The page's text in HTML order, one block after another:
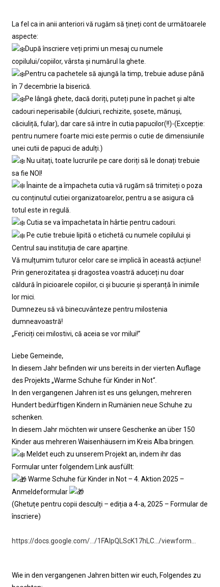
La fel ca in anii anteriori vă rugăm să țineți cont de următoarele
aspecte:
După înscriere veți primi un mesaj cu numele
copilului/copiilor, vârsta și numărul la ghete.
Pentru ca pachetele să ajungă la timp, trebuie aduse până
în 7 decembrie la biserică.
Pe lângă ghete, dacă doriți, puteți pune în pachet și alte
cadouri neperisabile (dulciuri, rechizite, șosete, mănuși,
căciuliță, fular), dar care să intre în cutia papucilor(!!)-(Excepție:
pentru numere foarte mici este permis o cutie de dimensiunile
unei cutii de papuci de adulți.)
Nu uitați, toate lucrurile pe care doriți să le donați trebuie
sa fie NOI!
Înainte de a împacheta cutia vă rugăm să trimiteți o poza
cu conținutul cutiei organizatoarelor, pentru a se asigura că
totul este in regulă.
Cutia se va împachetata în hârtie pentru cadouri.
Pe cutie trebuie lipită o etichetă cu numele copilului și
Centrul sau instituția de care aparține.
Vă mulțumim tuturor celor care se implică în această acțiune!
Prin generozitatea și dragostea voastră aduceți nu doar
căldură în picioarele copiilor, ci și bucurie și speranță în inimile
lor mici.
Dumnezeu să vă binecuvânteze pentru milostenia
dumneavoastră!
„Fericiți cei milostivi, că aceia se vor milui!”
Liebe Gemeinde,
In diesem Jahr befinden wir uns bereits in der vierten Auflage
des Projekts „Warme Schuhe für Kinder in Not“.
In den vergangenen Jahren ist es uns gelungen, mehreren
Hundert bedürftigen Kindern in Rumänien neue Schuhe zu
schenken.
In diesem Jahr möchten wir unsere Geschenke an über 150
Kinder aus mehreren Waisenhäusern im Kreis Alba bringen.
Meldet euch zu unserem Projekt an, indem ihr das
Formular unter folgendem Link ausfüllt:
Warme Schuhe für Kinder in Not – 4. Aktion 2025 –
Anmeldeformular
(Ghetuțe pentru copii desculți – ediția a 4-a, 2025 – Formular de
înscriere)
https://docs.google.com/…/1FAIpQLScK17hLC…/viewform…
Wie in den vergangenen Jahren bitten wir euch, Folgendes zu